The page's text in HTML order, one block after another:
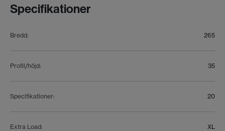
Specifikationer
Bredd: 265
Profil/höjd: 35
Specifikationer: 20
Extra Load: XL